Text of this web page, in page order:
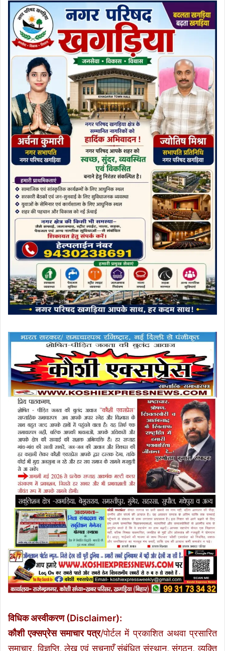
विधिक अस्वीकरण (Disclaimer):
कौशी एक्सप्रेस समाचार पत्र/पोर्टल में प्रकाशित अथवा प्रसारित
समाचार, विज्ञप्ति, लेख एवं सूचनाएँ संबंधित संस्थान, संगठन, व्यक्ति